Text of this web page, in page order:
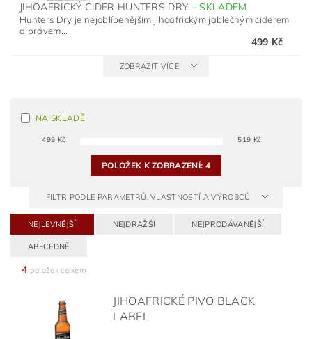
JIHOAFRICKÝ CIDER HUNTERS DRY –SKLADEM
Hunters Dry je nejoblíbenějším jihoafrickým jablečným ciderem
a právem...
499 Kč
ZOBRAZIT VÍCE
NA SKLADĚ
499 Kč 519 Kč
POLOŽEK K ZOBRAZENÍ: 4
FILTR PODLE PARAMETRŮ, VLASTNOSTÍ A VÝROBCŮ
NEJLEVNĚJŠÍ NEJDRAŽŠÍ NEJPRODÁVANĚJŠÍ
ABECEDNĚ
4 položek celkem
JIHOAFRICKÉ PIVO BLACK
LABEL